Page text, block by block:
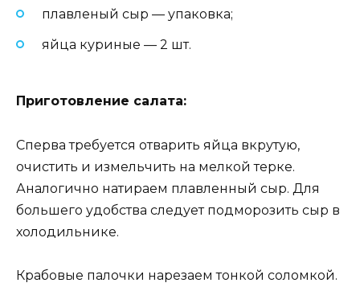
плавленый сыр — упаковка;
яйца куриные — 2 шт.
Приготовление салата:
Сперва требуется отварить яйца вкрутую,
очистить и измельчить на мелкой терке.
Аналогично натираем плавленный сыр. Для
большего удобства следует подморозить сыр в
холодильнике.
Крабовые палочки нарезаем тонкой соломкой.